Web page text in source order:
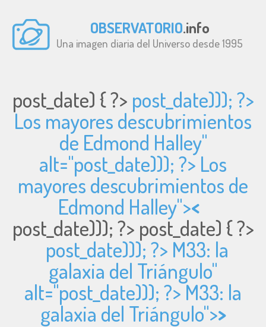
OBSERVATORIO.info
Una imagen diaria del Universo desde 1995
post_date) { ?> post_date))); ?>
Los mayores descubrimientos
de Edmond Halley"
alt="post_date))); ?> Los
mayores descubrimientos de
Edmond Halley"><
post_date))); ?> post_date) { ?>
post_date))); ?> M33: la
galaxia del Triángulo"
alt="post_date))); ?> M33: la
galaxia del Triángulo">>